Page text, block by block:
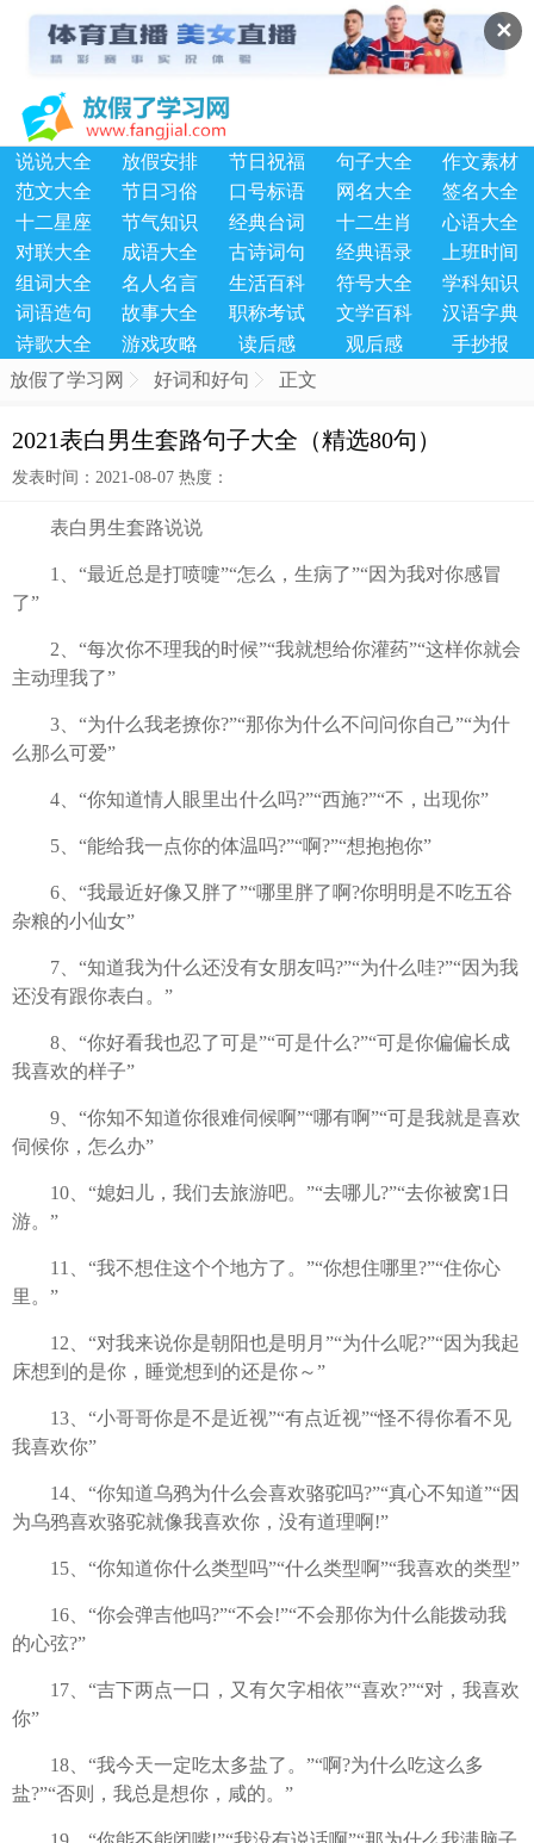
✕
说说大全 放假安排 节日祝福 句子大全
作文素材
范文大全
节日习俗 口号标语 网名大全
签名大全
十二星座
节气知识 经典台词 十二生肖
心语大全
对联大全
成语大全 古诗词句 经典语录
上班时间
组词大全
名人名言 生活百科 符号大全
学科知识
词语造句
故事大全 职称考试 文学百科
汉语字典
诗歌大全
游戏攻略 读后感 观后感
手抄报
放假了学习网
好词和好句 正文
2021表白男生套路句子大全（精选80句）
发表时间：2021-08-07 热度：
表白男生套路说说
1、“最近总是打喷嚏”“怎么，生病了”“因为我对你感冒
了”
2、“每次你不理我的时候”“我就想给你灌药”“这样你就会
主动理我了”
3、“为什么我老撩你?”“那你为什么不问问你自己”“为什
么那么可爱”
4、“你知道情人眼里出什么吗?”“西施?”“不，出现你”
5、“能给我一点你的体温吗?”“啊?”“想抱抱你”
6、“我最近好像又胖了”“哪里胖了啊?你明明是不吃五谷
杂粮的小仙女”
7、“知道我为什么还没有女朋友吗?”“为什么哇?”“因为我
还没有跟你表白。”
8、“你好看我也忍了可是”“可是什么?”“可是你偏偏长成
我喜欢的样子”
9、“你知不知道你很难伺候啊”“哪有啊”“可是我就是喜欢
伺候你，怎么办”
10、“媳妇儿，我们去旅游吧。”“去哪儿?”“去你被窝1日
游。”
11、“我不想住这个个地方了。”“你想住哪里?”“住你心
里。”
12、“对我来说你是朝阳也是明月”“为什么呢?”“因为我起
床想到的是你，睡觉想到的还是你～”
13、“小哥哥你是不是近视”“有点近视”“怪不得你看不见
我喜欢你”
14、“你知道乌鸦为什么会喜欢骆驼吗?”“真心不知道”“因
为乌鸦喜欢骆驼就像我喜欢你，没有道理啊!”
15、“你知道你什么类型吗”“什么类型啊”“我喜欢的类型”
16、“你会弹吉他吗?”“不会!”“不会那你为什么能拨动我
的心弦?”
17、“吉下两点一口，又有欠字相依”“喜欢?”“对，我喜欢
你”
18、“我今天一定吃太多盐了。”“啊?为什么吃这么多
盐?”“否则，我总是想你，咸的。”